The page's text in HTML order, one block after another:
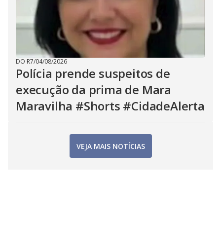
DO R7/04/08/2026
Polícia prende suspeitos de
execução da prima de Mara
Maravilha #Shorts #CidadeAlerta
VEJA MAIS NOTÍCIAS